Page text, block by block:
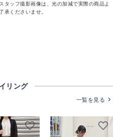
タッフ撮影画像は、光の加減で実際の商品よ
承くださいませ。
リング
一覧を見る